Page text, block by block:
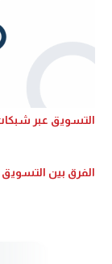
التسويق عبر
الفرق بين